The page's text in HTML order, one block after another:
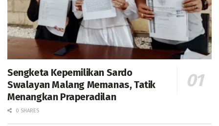
Sengketa Kepemilikan Sardo
Swalayan Malang Memanas, Tatik
Menangkan Praperadilan
0 SHARES